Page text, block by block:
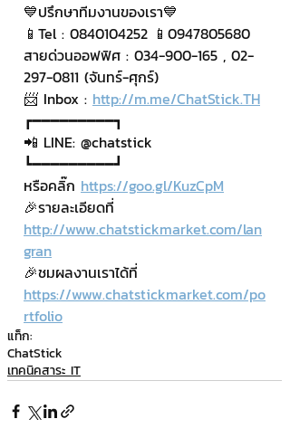
💙ปรึกษาทีมงานของเรา💙
📱Tel : 0840104252 📱0947805680
สายด่วนออฟฟิศ : 034-900-165 , 02-
297-0811 (จันทร์-ศุกร์)
📨 Inbox : http://m.me/ChatStick.TH
┏━━━━━━━━━┓
📲 LINE: @chatstick
┗━━━━━━━━━┛
หรือคลิ๊ก https://goo.gl/KuzCpM
🎉รายละเอียดที่
http://www.chatstickmarket.com/lan
gran
🎉ชมผลงานเราได้ที่
https://www.chatstickmarket.com/po
rtfolio
แท็ก:
ChatStick
เทคนิคสาระ IT